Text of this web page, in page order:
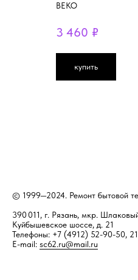
BEKO
3 460 ₽
купить
© 1999—2024. Ремонт бытовой
390 011, г. Рязань, мкр.
Куйбышевское шоссе, д. 21
Телефоны: +7 (4912) 52-90-50,
E-mail: sc62.ru@mail.ru